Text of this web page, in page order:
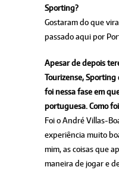
Sporting?
Gostaram do que
passado aqui por
Apesar de depois
Tourizense, Sporting
foi nessa fase em
portuguesa. Como
Foi o André Villas-
experiência muito
mim, as coisas que
maneira de jogar e